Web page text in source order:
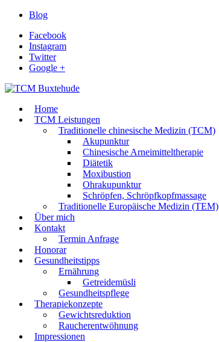
Blog
Facebook
Instagram
Twitter
Google +
Home
TCM Leistungen
Traditionelle chinesische Medizin (TCM)
Akupunktur
Chinesische Arneimitteltherapie
Diätetik
Moxibustion
Ohrakupunktur
Schröpfen, Schröpfkopfmassage
Traditionelle Europäische Medizin (TEM)
Über mich
Kontakt
Termin Anfrage
Honorar
Gesundheitstipps
Ernährung
Getreidemüsli
Gesundheitspflege
Therapiekonzepte
Gewichtsreduktion
Raucherentwöhnung
Impressionen